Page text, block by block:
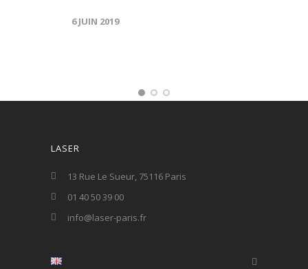
6 JUIN 2019
LASER
13 Rue Le Sueur, 75116 Paris
01 40 50 39 00
info@laser-paris.fr